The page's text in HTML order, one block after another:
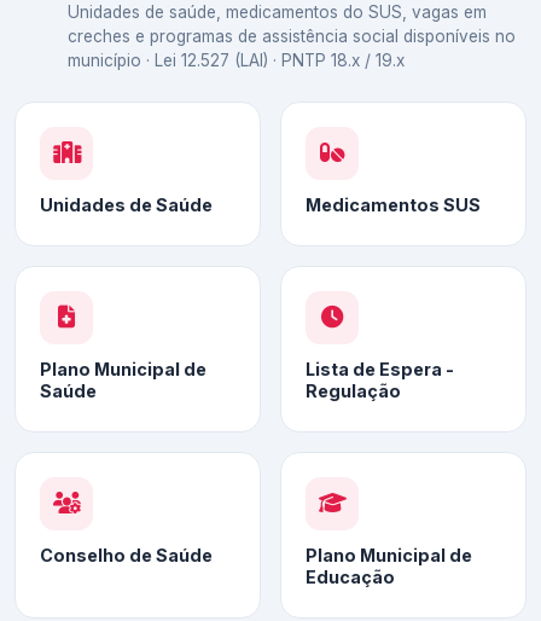
Unidades de saúde, medicamentos do SUS, vagas em
creches e programas de assistência social disponíveis no
município · Lei 12.527 (LAI) · PNTP 18.x / 19.x
Unidades de Saúde Medicamentos SUS
Plano Municipal de
Saúde
Lista de Espera -
Regulação
Conselho de Saúde
Plano Municipal de
Educação